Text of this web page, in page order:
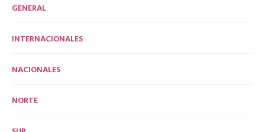
GENERAL
INTERNACIONALES
NACIONALES
NORTE